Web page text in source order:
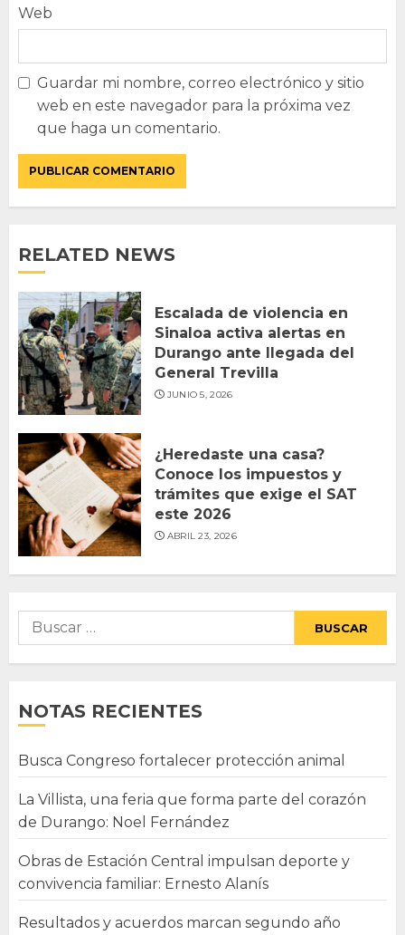
Web
Guardar mi nombre, correo electrónico y sitio
web en este navegador para la próxima vez
que haga un comentario.
RELATED NEWS
Escalada de violencia en
Sinaloa activa alertas en
Durango ante llegada del
General Trevilla
JUNIO 5, 2026
¿Heredaste una casa?
Conoce los impuestos y
trámites que exige el SAT
este 2026
ABRIL 23, 2026
Buscar:
NOTAS RECIENTES
Busca Congreso fortalecer protección animal
La Villista, una feria que forma parte del corazón
de Durango: Noel Fernández
Obras de Estación Central impulsan deporte y
convivencia familiar: Ernesto Alanís
Resultados y acuerdos marcan segundo año